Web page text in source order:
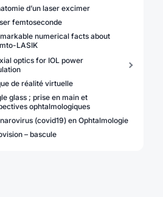
d’un laser excimer
femtoseconde
numerical facts about
LASIK
optics for IOL power
de réalité virtuelle
glass ; prise en main et
ophtalmologiques
(covid19) en Ophtalmologie
– bascule